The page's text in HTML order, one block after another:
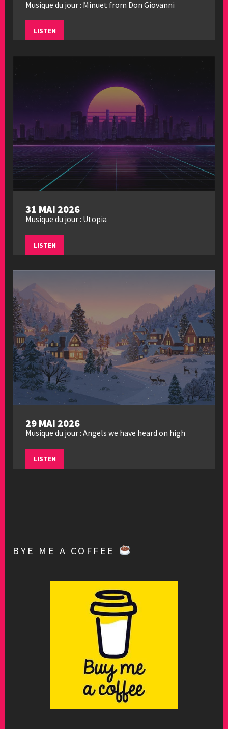
Musique du jour : Minuet from Don Giovanni
LISTEN
31 MAI 2026
Musique du jour : Utopia
LISTEN
29 MAI 2026
Musique du jour : Angels we have heard on high
LISTEN
BYE ME A COFFEE